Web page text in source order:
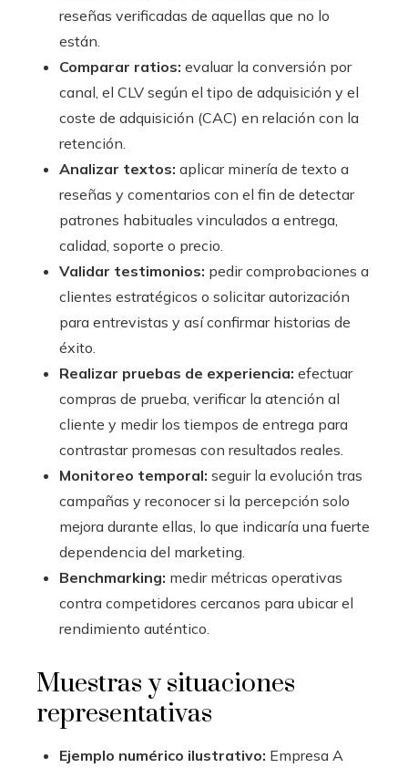
reseñas verificadas de aquellas que no lo
están.
Comparar ratios: evaluar la conversión por
canal, el CLV según el tipo de adquisición y el
coste de adquisición (CAC) en relación con la
retención.
Analizar textos: aplicar minería de texto a
reseñas y comentarios con el fin de detectar
patrones habituales vinculados a entrega,
calidad, soporte o precio.
Validar testimonios: pedir comprobaciones a
clientes estratégicos o solicitar autorización
para entrevistas y así confirmar historias de
éxito.
Realizar pruebas de experiencia: efectuar
compras de prueba, verificar la atención al
cliente y medir los tiempos de entrega para
contrastar promesas con resultados reales.
Monitoreo temporal: seguir la evolución tras
campañas y reconocer si la percepción solo
mejora durante ellas, lo que indicaría una fuerte
dependencia del marketing.
Benchmarking: medir métricas operativas
contra competidores cercanos para ubicar el
rendimiento auténtico.
Muestras y situaciones
representativas
Ejemplo numérico ilustrativo: Empresa A